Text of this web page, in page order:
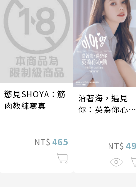
慾見SHOYA：筋
肉教練寫真
NT$ 465
沿著海，遇見
你：英為你心動
NT$